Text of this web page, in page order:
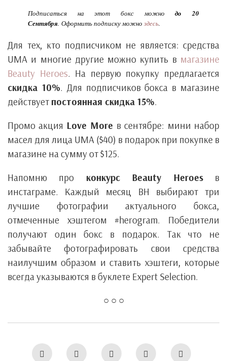
Подписаться на этот бокс можнодо 20
Сентября. Оформить подписку можно здесь.
Для тех, кто подписчиком не является: средства
UMA и многие другие можно купить в магазине
Beauty Heroes. На первую покупку предлагается
скидка 10%. Для подписчиков бокса в магазине
действует постоянная скидка 15%.
Промо акция Love More в сентябре: мини набор
масел для лица UMA ($40) в подарок при покупке в
магазине на сумму от $125.
Напомню про конкурс Beauty Heroesв
инстаграме. Каждый месяц BH выбирают три
лучшие фотографии актуального бокса,
отмеченные хэштегом #herogram. Победители
получают один бокс в подарок. Так что не
забывайте фотографировать свои средства
наилучшим образом и ставить хэштеги, которые
всегда указываются в буклете Expert Selection.
○ ○ ○